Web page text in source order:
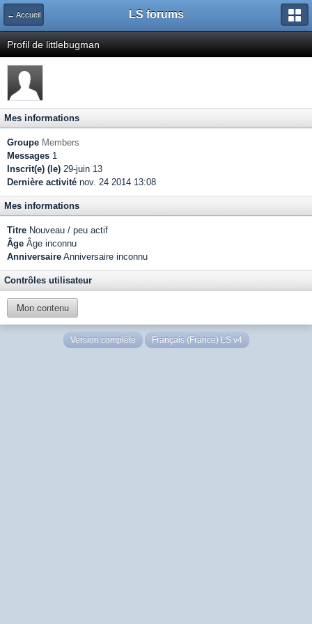
← Accueil LS forums
Profil de littlebugman
Mes informations
Groupe Members
Messages 1
Inscrit(e) (le) 29-juin 13
Dernière activité nov. 24 2014 13:08
Mes informations
Titre Nouveau / peu actif
Âge Âge inconnu
Anniversaire Anniversaire inconnu
Contrôles utilisateur
Mon contenu
Version complète Français (France) LS v4